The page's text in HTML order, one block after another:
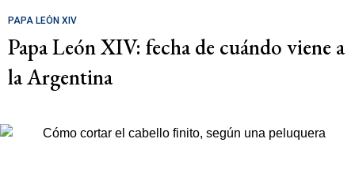
PAPA LEÓN XIV
Papa León XIV: fecha de cuándo viene a
la Argentina